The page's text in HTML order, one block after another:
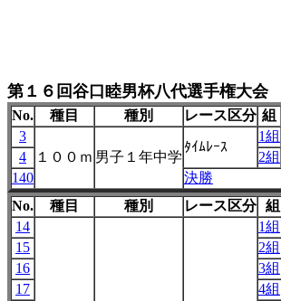
第１６回谷口睦男杯八代選手権大会
No. 種目 種別 レース区分 組
3
１００ｍ 男子１年中学
ﾀｲﾑﾚｰｽ
1組
4
2組
140
決勝
No.
種目 種別 レース区分 組
14
1組
15
2組
16
3組
17
4組